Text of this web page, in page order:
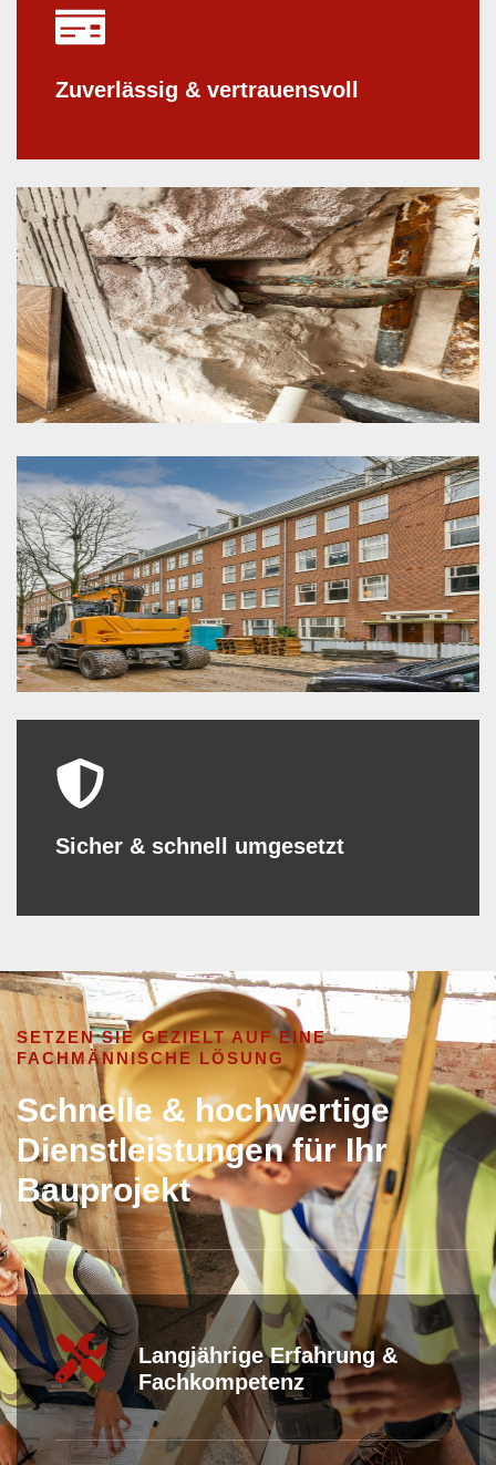
Zuverlässig & vertrauensvoll
Sicher & schnell umgesetzt
SETZEN SIE GEZIELT AUF EINE
FACHMÄNNISCHE LÖSUNG
Schnelle & hochwertige
Dienstleistungen für Ihr
Bauprojekt
Langjährige Erfahrung &
Fachkompetenz